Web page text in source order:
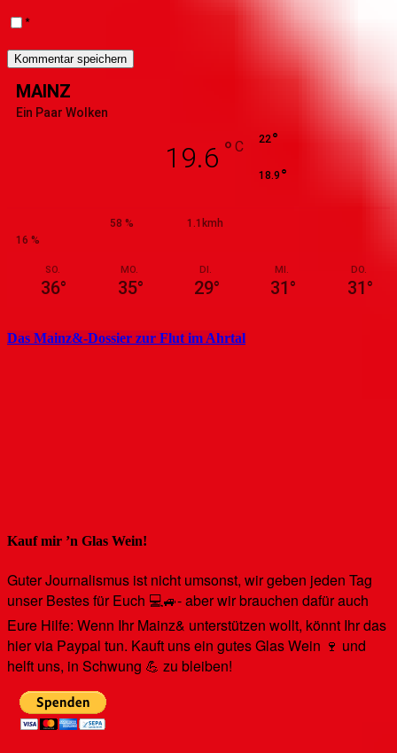
*
MAINZ
Ein Paar Wolken
19.6 ° C 22°
18.9 °
58 %
1.1kmh
16 %
SO.
36°
MO.
35°
DI.
29°
MI.
31°
DO.
31°
Das Mainz&-Dossier zur Flut im Ahrtal
Kauf mir ’n Glas Wein!
Guter Journalismus ist nicht umsonst, wir geben jeden Tag
unser Bestes für Euch 💻🚙- aber wir brauchen dafür auch
Eure Hilfe: Wenn Ihr Mainz& unterstützen wollt, könnt Ihr das
hier via Paypal tun. Kauft uns ein gutes Glas Wein 🍷 und
helft uns, in Schwung 💪 zu bleiben!